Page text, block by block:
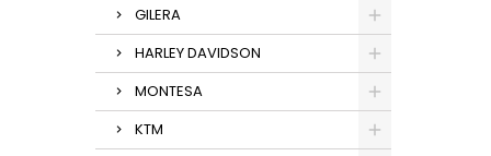
GILERA
HARLEY DAVIDSON
MONTESA
KTM